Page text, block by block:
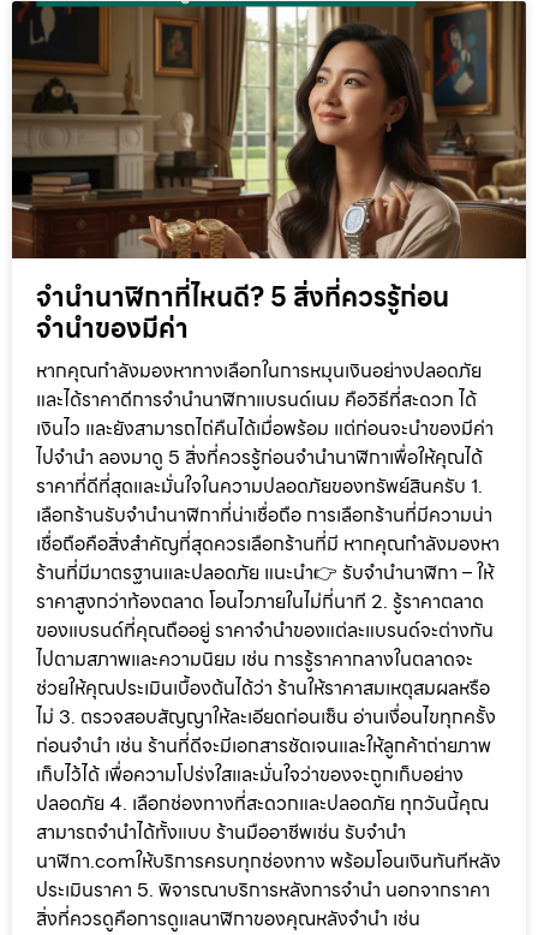
จำนำนาฬิกาที่ไหนดี? 5 สิ่งที่ควรรู้ก่อน
จำนำของมีค่า
หากคุณกำลังมองหาทางเลือกในการหมุนเงินอย่างปลอดภัย
และได้ราคาดีการจำนำนาฬิกาแบรนด์เนม คือวิธีที่สะดวก ได้
เงินไว และยังสามารถไถ่คืนได้เมื่อพร้อม แต่ก่อนจะนำของมีค่า
ไปจำนำ ลองมาดู 5 สิ่งที่ควรรู้ก่อนจำนำนาฬิกาเพื่อให้คุณได้
ราคาที่ดีที่สุดและมั่นใจในความปลอดภัยของทรัพย์สินครับ 1.
เลือกร้านรับจำนำนาฬิกาที่น่าเชื่อถือ การเลือกร้านที่มีความน่า
เชื่อถือคือสิ่งสำคัญที่สุดควรเลือกร้านที่มี หากคุณกำลังมองหา
ร้านที่มีมาตรฐานและปลอดภัย แนะนำ👉 รับจำนำนาฬิกา – ให้
ราคาสูงกว่าท้องตลาด โอนไวภายในไม่กี่นาที 2. รู้ราคาตลาด
ของแบรนด์ที่คุณถืออยู่ ราคาจำนำของแต่ละแบรนด์จะต่างกัน
ไปตามสภาพและความนิยม เช่น การรู้ราคากลางในตลาดจะ
ช่วยให้คุณประเมินเบื้องต้นได้ว่า ร้านให้ราคาสมเหตุสมผลหรือ
ไม่ 3. ตรวจสอบสัญญาให้ละเอียดก่อนเซ็น อ่านเงื่อนไขทุกครั้ง
ก่อนจำนำ เช่น ร้านที่ดีจะมีเอกสารชัดเจนและให้ลูกค้าถ่ายภาพ
เก็บไว้ได้ เพื่อความโปร่งใสและมั่นใจว่าของจะถูกเก็บอย่าง
ปลอดภัย 4. เลือกช่องทางที่สะดวกและปลอดภัย ทุกวันนี้คุณ
สามารถจำนำได้ทั้งแบบ ร้านมืออาชีพเช่น รับจำนำ
นาฬิกา.comให้บริการครบทุกช่องทาง พร้อมโอนเงินทันทีหลัง
ประเมินราคา 5. พิจารณาบริการหลังการจำนำ นอกจากราคา
สิ่งที่ควรดูคือการดูแลนาฬิกาของคุณหลังจำนำ เช่น